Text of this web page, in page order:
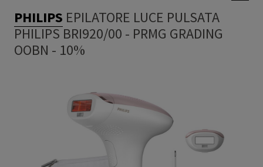
PHILIPS EPILATORE LUCE PULSATA
PHILIPS BRI920/00 - PRMG GRADING
OOBN - 10%